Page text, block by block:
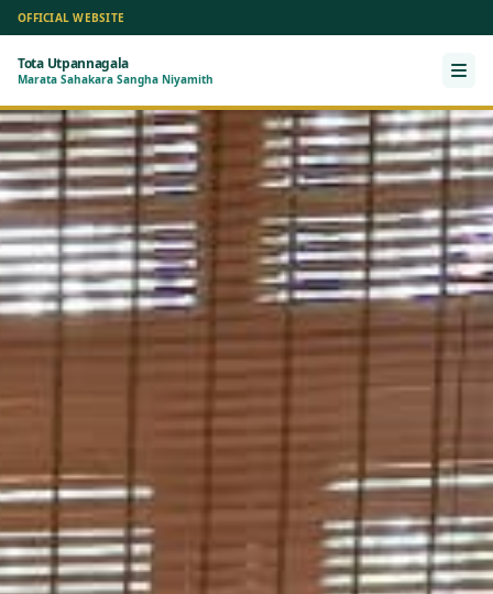
OFFICIAL WEBSITE
Tota Utpannagala
Marata Sahakara Sangha Niyamith